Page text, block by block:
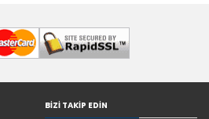
BIZI TAKIP EDIN